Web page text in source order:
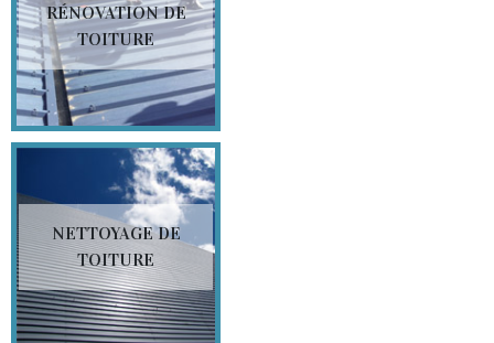
RÉNOVATION DE
TOITURE
NETTOYAGE DE
TOITURE